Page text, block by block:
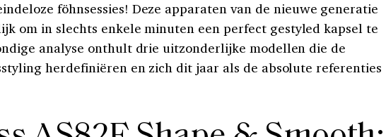
föhnsessies! Deze apparaten van de nieuwe generatie
om in slechts enkele minuten een perfect gestyled kapsel te
analyse onthult drie uitzonderlijke modellen die de
herdefiniëren en zich dit jaar als de absolute referenties